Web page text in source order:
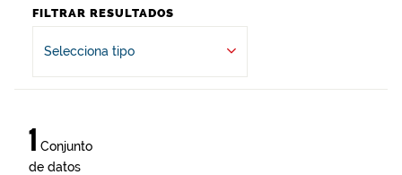
FILTRAR RESULTADOS
Selecciona tipo
1 Conjunto
de datos